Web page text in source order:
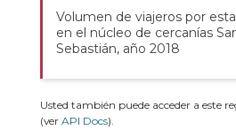
Volumen de viajeros por
en el núcleo de cercanías
Sebastián, año 2018
Usted también puede acceder a este
(ver API Docs).